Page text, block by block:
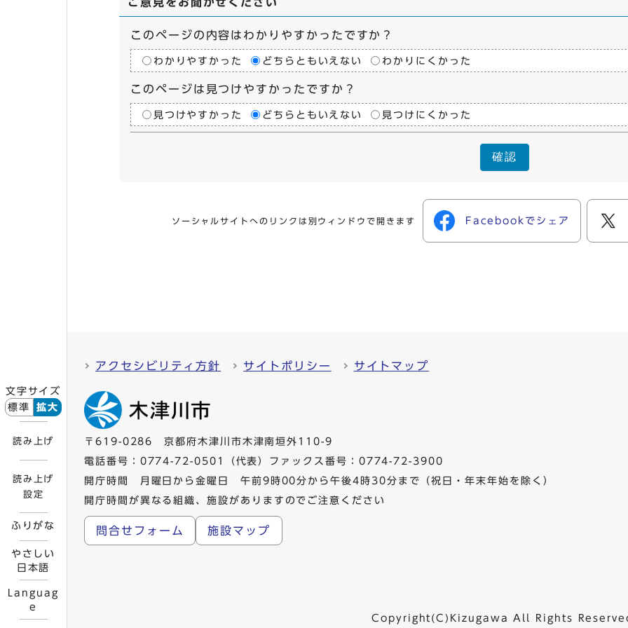
文字サイズ
標準
拡大
読み上げ
読み上げ
設定
ふりがな
やさしい
日本語
Languag
e
このページの内容はわかりやすかったですか？
わかりやすかった どちらともいえない わかりにくかった
このページは見つけやすかったですか？
見つけやすかった どちらともいえない 見つけにくかった
確認
ソーシャルサイトへのリンクは別ウィンドウで開きます Facebookでシェア
アクセシビリティ方針 サイトポリシー サイトマップ
〒619-0286 京都府木津川市木津南垣外110-9
電話番号： 0774-72-0501
（代表）ファックス番号：0774-72-3900
開庁時間 月曜日から金曜日 午前9時00分から午後4時30分まで（祝日・年末年始を除く）
開庁時間が異なる組織、施設がありますのでご注意ください
問合せフォーム 施設マップ
Copyright(C)Kizugawa All Rights